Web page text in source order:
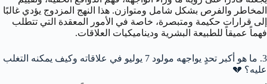
المخاطر والفرص بشكل شامل ومتوازن. هذا النهج المزدوج يؤدي غالبًا
إلى قرارات حكيمة ومتبصرة، خاصة في الأمور المعقدة التي تتطلب
فهماً عميقاً للطبيعة البشرية وديناميكيات العلاقات.
3. ما هو أكبر تحدٍ يواجهه مولود 7 يوليو في علاقاته وكيف يمكنه التغلب
عليه؟ 💔